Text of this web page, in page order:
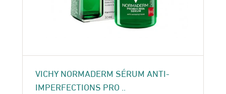
VICHY NORMADERM SÉRUM ANTI-
IMPERFECTIONS PRO ..